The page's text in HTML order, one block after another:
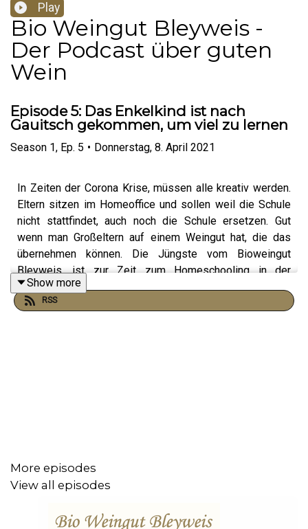
Play
Bio Weingut Bleyweis -
Der Podcast über guten
Wein
Episode 5: Das Enkelkind ist nach
Gauitsch gekommen, um viel zu lernen
Season 1, Ep. 5 • Donnerstag, 8. April 2021
In Zeiten der Corona Krise, müssen alle kreativ werden.
Eltern sitzen im Homeoffice und sollen weil die Schule
nicht stattfindet, auch noch die Schule ersetzen. Gut
wenn man Großeltern auf einem Weingut hat, die das
übernehmen können. Die Jüngste vom Bioweingut
Bleyweis, ist zur Zeit zum Homeschooling in der
Steiermark. Sie hat außer Mathe und Deutsch, auch noch
viele andere Sachen gelernt. Aber hört selbst, in der
Show more
RSS
More episodes
View all episodes